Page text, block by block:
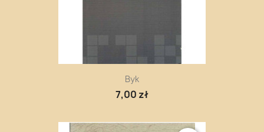
Byk
7,00 zł